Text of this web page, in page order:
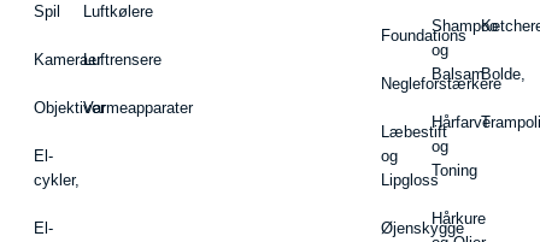
Spil
Kameraer
Objektiver
El-
cykler,
El-
Luftkølere
Luftrensere
Varmeapparater
Foundations
Negleforstærkere
Læbestift
og
Lipgloss
Øjenskygge
Shampoo
og
Balsam
Hårfarve
og
Toning
Hårkure
Bolde,